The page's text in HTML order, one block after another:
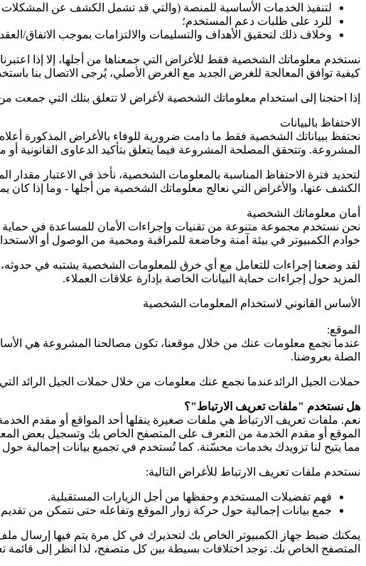
لتنفيذ الخدمات الأساسية للمنصة (والتي قد تشمل الكشف عن المشكلات
للرد على طلبات دعم المستخدم؛
وخلاف ذلك لتحقيق الأهداف والتسليمات والالتزامات بموجب الاتفاق/
نستخدم معلوماتك الشخصية فقط للأغراض التي جمعناها من أجلها، إلا إذا
كيفية توافق المعالجة للغرض الجديد مع الغرض الأصلي، يُرجى الاتصال بنا
إذا احتجنا إلى استخدام معلوماتك الشخصية لأغراض لا تتعلق بتلك التي
الاحتفاظ بالبيانات
نحتفظ ببياناتك الشخصية فقط ما دامت ضرورية للوفاء بالأغراض المذكورة
المشروعة. وتتحقق المصلحة المشروعة فيما يتعلق بتأكيد الدعاوى القانونية أو
لتحديد فترة الاحتفاظ المناسبة بالمعلومات الشخصية، نأخذ في الاعتبار
الكشف عنها، والأغراض التي نعالج معلوماتك الشخصية من أجلها - وما إذا كان
أمان معلوماتك الشخصية
نحن نستخدم مجموعة متنوعة من تقنيات وإجراءات الأمان للمساعدة في
خوادم الكمبيوتر في بيئة آمنة وخاضعة للمراقبة ومحمية من الوصول أو
لقد وضعنا إجراءات للتعامل مع أي خرق للمعلومات الشخصية يشتبه في
المزيد حول إجراءات حماية البيانات الخاصة بإدارة علاقات العملاء.
الأساس القانوني لاستخدام المعلومات الشخصية
الموقع:
عندما نجمع معلومات عنك من خلال موقعنا، تكون مصالحنا المشروعة هي
الصلة بعروضنا.
حملات الجيل الرائدعندما نجمع عنك معلومات من خلال حملات الجيل الرائد
هل نستخدم "ملفات تعريف الارتباط"؟
نعم. ملفات تعريف الارتباط هي ملفات صغيرة ينقلها أحد المواقع أو مقدم
الموقع أو مقدم الخدمة من التعرف على المتصفح الخاص بك وتسجيل بعض
مما يتيح لنا تزويدك بخدمات محسّنة. كما تُستخدم في تجميع بيانات إجمالية
نستخدم ملفات تعريف الارتباط للأغراض التالية:
فهم تفضيلات المستخدم وحفظها من أجل الزيارات المستقبلية.
جمع بيانات إجمالية حول حركة زوار الموقع وتفاعله حتى نتمكن من
يمكنك ضبط جهاز الكمبيوتر الخاص بك لتحذيرك في كل مرة يتم فيها إرسال
المتصفح الخاص بك. توجد اختلافات بسيطة بين كل متصفح، لذا انظر إلى قائمة